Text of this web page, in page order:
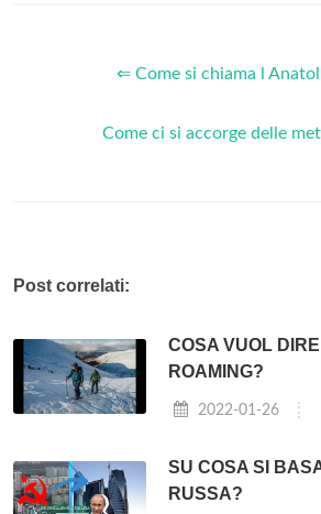
⇐ Come si chiama l
Come ci si accorge delle
Post correlati:
COSA VUOL
ROAMING?
2022-01-26
SU COSA SI
RUSSA?